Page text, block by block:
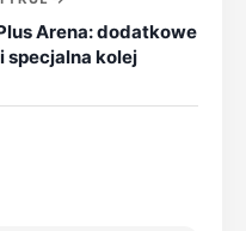
Arena: dodatkowe
specjalna kolej